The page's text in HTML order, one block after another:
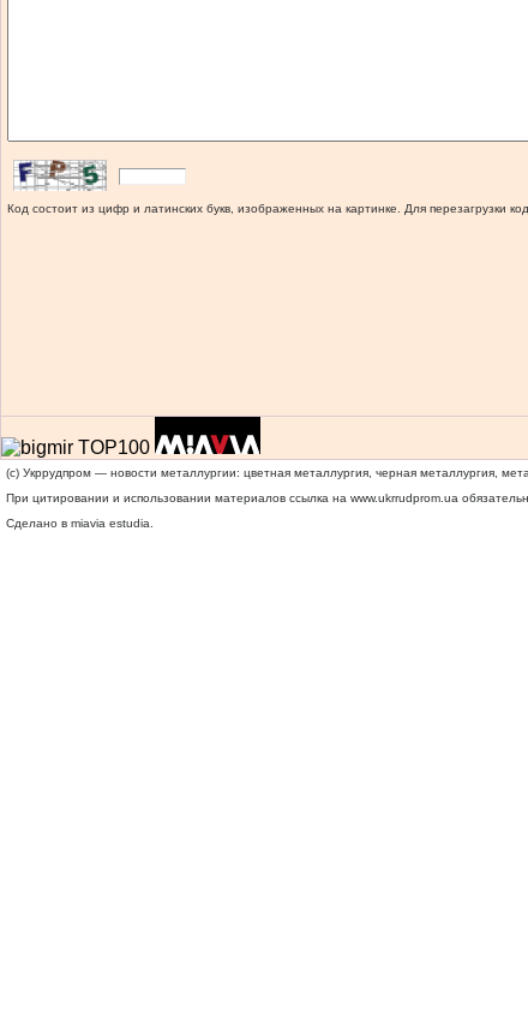
Код состоит из цифр и латинских букв, изображенных на картинке. Для перезагрузки
(c) Укррудпром — новости металлургии: цветная металлургия, черная металлургия,
При цитировании и использовании материалов ссылка на www.ukrrudprom.ua
Сделано в miavia estudia.